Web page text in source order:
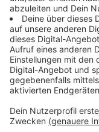
Klassenstärke in
unmöglich
den anderen
für Lehrkräfte –